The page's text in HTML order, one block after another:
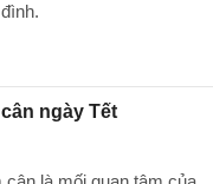
ngày Tết